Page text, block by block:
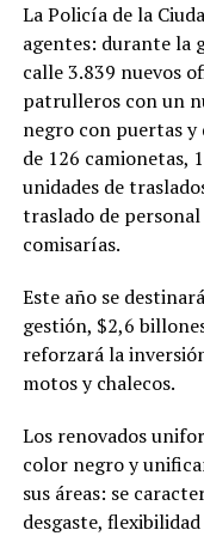
La Policía de la
agentes: durante la
calle 3.839 nuevos
patrulleros con un
negro con puertas y
de 126 camionetas,
unidades de
traslado de
comisarías.
Este año se
gestión, $2,6
reforzará la
motos y chalecos.
Los renovados
color negro y
sus áreas: se
desgaste,